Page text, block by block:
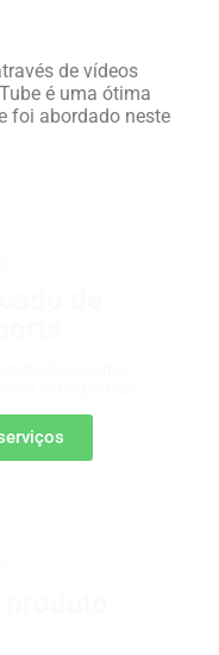
de vídeos
é uma ótima
foi abordado neste